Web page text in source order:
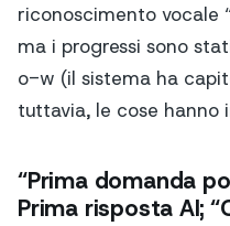
riconoscimento vocale
ma i progressi sono
o-w (il sistema ha
tuttavia, le cose hanno
“Prima domanda
Prima risposta AI;